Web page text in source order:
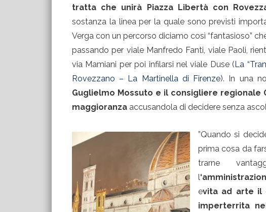
tratta che unirà Piazza Libertà con
sostanza la linea per la quale sono previsti
Verga con un percorso diciamo così “fantasioso”
passando per viale Manfredo Fanti, viale Paoli,
via Mamiani per poi infilarsi nel viale Duse (La
Rovezzano – La Martinella di Firenze). In una
Guglielmo Mossuto e il consigliere regionale
maggioranza accusandola di decidere senza
”Quando si
prima cosa da
trarne
l
evita ad arte il
imperterrita